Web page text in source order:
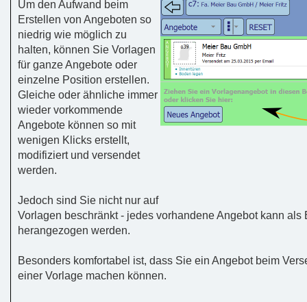
Um den Aufwand beim
Erstellen von Angeboten so
niedrig wie möglich zu
halten, können Sie Vorlagen
für ganze Angebote oder
einzelne Position erstellen.
Gleiche oder ähnliche immer
wieder vorkommende
Angebote können so mit
wenigen Klicks erstellt,
modifiziert und versendet
werden.
Jedoch sind Sie nicht nur auf
Vorlagen beschränkt - jedes vorhandene Angebot kann als
herangezogen werden.
Besonders komfortabel ist, dass Sie ein Angebot beim
einer Vorlage machen können.